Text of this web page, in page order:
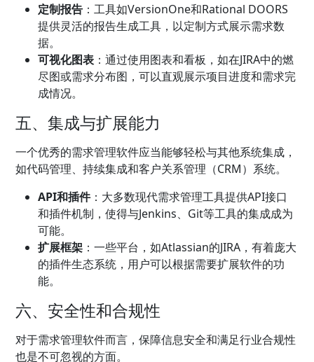
定制报告 ：工具如VersionOne和Rational DOORS
提供灵活的报告生成工具，以定制方式展示需求数
据。
可视化图表 ：通过使用图表和看板，如在JIRA中的燃
尽图或需求分布图，可以直观展示项目进度和需求完
成情况。
五、集成与扩展能力
一个优秀的需求管理软件应当能够轻松与其他系统集成，
如代码管理、持续集成和客户关系管理（CRM）系统。
API和插件：大多数现代需求管理工具提供API接口
和插件机制，使得与Jenkins、Git等工具的集成成为
可能。
扩展框架 ：一些平台，如Atlassian的JIRA，有着庞大
的插件生态系统，用户可以根据需要扩展软件的功
能。
六、安全性和合规性
对于需求管理软件而言，保障信息安全和满足行业合规性
也是不可忽视的方面。